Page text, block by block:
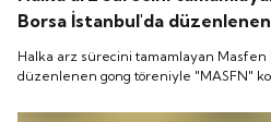
Borsa İstanbul'da
"MASFN" koduyla işlem
Halka arz sürecini tamamlayan Masfen
düzenlenen gong töreniyle "MASFN"